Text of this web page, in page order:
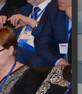
Издательство